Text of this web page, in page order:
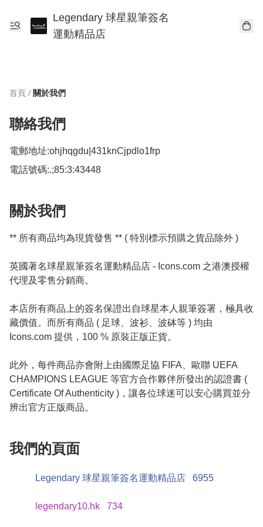
Legendary 球星親筆簽名
運動精品店
首頁 / 關於我們
聯絡我們
電郵地址:ohjhqgdu|431knCjpdlo1frp
電話號碼:.;85:3:43448
關於我們
** 所有商品均為現貨發售 ** ( 特別標示預購之貨品除外 )
英國著名球星親筆簽名運動精品店 - Icons.com 之港澳授權
代理及零售分銷商。
本店所有商品上的簽名保證出自球星本人親筆簽署，極具收
藏價值。而所有商品 ( 足球、波衫、波砵等 ) 均由
Icons.com 提供，100 % 原裝正版正貨。
此外，每件商品亦會附上由國際足協 FIFA、歐聯 UEFA
CHAMPIONS LEAGUE 等官方合作夥伴所發出的認證書 (
Certificate Of Authenticity )，讓各位球迷可以安心購買並分
辨出官方正版商品。
我們的頁面
Legendary 球星親筆簽名運動精品店 6955
legendary10.hk 734